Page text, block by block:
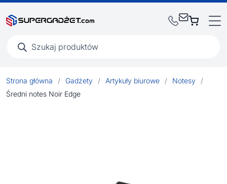
produktów
Strona główna / Gadżety / Artykuły biurowe / Notesy
/
Średni notes Noir Edge